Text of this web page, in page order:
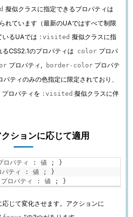
擬似クラスに指定できるプロパティは
れています（最新のUAではすべて制限
いるUAでは :visited 擬似クラスに指
CSS2.1のプロパティは color プロパ
プロパティ, border-color プロパテ
パティのみの色指定に限定されており、
プロパティを :visited 擬似クラスに伴
ションに応じて適用
ロパティ : 値 ;
}
パティ : 値 ;
}
プロパティ : 値 ; }
じて変化させます。アクションに